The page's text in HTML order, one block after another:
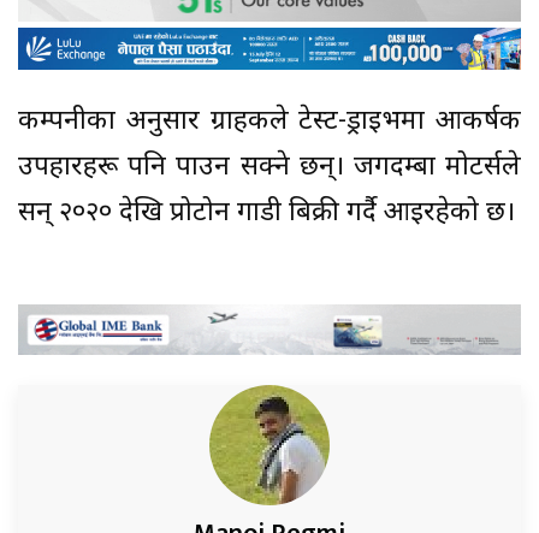
कम्पनीका अनुसार ग्राहकले टेस्ट-ड्राइभमा आकर्षक
उपहारहरू पनि पाउन सक्ने छन्। जगदम्बा मोटर्सले
सन् २०२० देखि प्रोटोन गाडी बिक्री गर्दै आइरहेको छ।